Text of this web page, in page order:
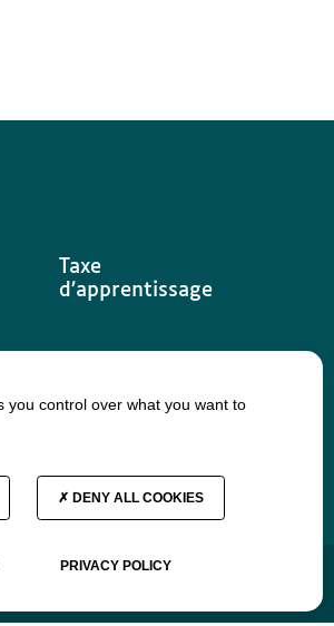
Taxe
d’apprentissage
you control over what you want to
DENY ALL COOKIES
PRIVACY POLICY